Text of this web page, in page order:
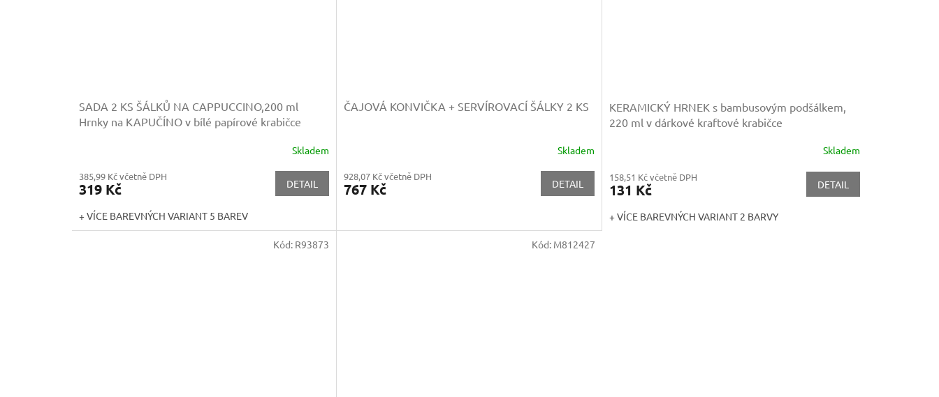
SADA 2 KS ŠÁLKŮ NA CAPPUCCINO,200 ml
Hrnky na KAPUČÍNO v bílé papírové krabičce
Skladem
385,99 Kč včetně DPH
319 Kč DETAIL
+ VÍCE BAREVNÝCH VARIANT 5 BAREV
ČAJOVÁ KONVIČKA + SERVÍROVACÍ ŠÁLKY 2 KS
Skladem
928,07 Kč včetně DPH
767 Kč DETAIL
KERAMICKÝ HRNEK s bambusovým podšálkem,
220 ml v dárkové kraftové krabičce
Skladem
158,51 Kč včetně DPH
131 Kč DETAIL
+ VÍCE BAREVNÝCH VARIANT 2 BARVY
Kód: R93873 Kód: M812427